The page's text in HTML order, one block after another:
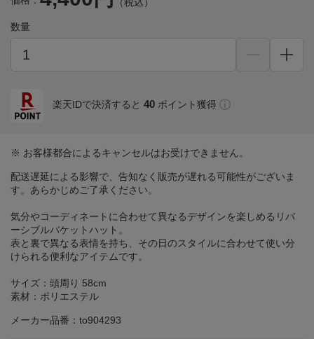
数量
楽天IDで決済すると 40 ポイント獲得
※ お客様都合によるキャンセルはお受けできません。
配送遅延による影響で、告知なく販売が遅れる可能性がございま
す。あらかじめご了承ください。
気分やコーディネートに合わせて異なるデザインを楽しめるリバ
ーシブルバケットハット。
表と裏で異なる表情を持ち、その日のスタイルに合わせて使い分
けられる便利なアイテムです。
サイズ：頭周り 58cm
素材：ポリエステル
メーカー品番：to904293